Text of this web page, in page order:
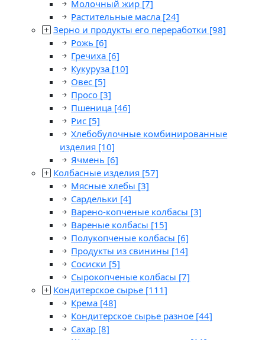
Молочный жир [7]
Растительные масла [24]
Зерно и продукты его переработки [98]
Рожь [6]
Гречиха [6]
Кукуруза [10]
Овес [5]
Просо [3]
Пшеница [46]
Рис [5]
Хлебобулочные комбинированные
изделия [10]
Ячмень [6]
Колбасные изделия [57]
Мясные хлебы [3]
Сардельки [4]
Варено-копченые колбасы [3]
Вареные колбасы [15]
Полукопченые колбасы [6]
Продукты из свинины [14]
Сосиски [5]
Сырокопченые колбасы [7]
Кондитерское сырье [111]
Крема [48]
Кондитерское сырье разное [44]
Сахар [8]